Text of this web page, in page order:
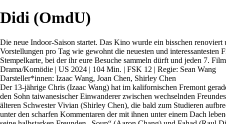
Didi (OmdU)
Die neue Indoor-Saison startet. Das Kino wurde ein bisschen
Vorstellungen pro Tag wie gewohnt die neuesten und
Stempelkarte, bei der ihr eure Besuche sammeln dürft und jeden 7.
Drama/Komödie | US 2024 | 104 Min. | FSK 12 | Regie: Sean Wang
Darsteller*innen: Izaac Wang, Joan Chen, Shirley Chen
Der 13-jährige Chris (Izaac Wang) hat im kalifornischen Fremont
den Sohn taiwanesischer Einwanderer zwischen wechselnden
älteren Schwester Vivian (Shirley Chen), die bald zum Studieren
unter den scharfen Kommentaren der mit ihnen unter einem Dach